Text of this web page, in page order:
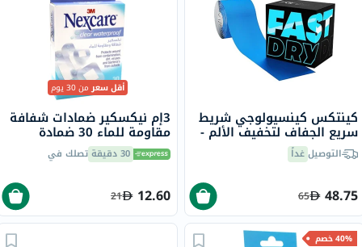
كينتكس كينسيولوجي شريط
سريع الجفاف لتخفيف الألم -
لون أزرق، مقاس - 5 * 500
سمالتوصيلغداً
48.75
65
أقل سعرمن 30 يوم
3إم نيكسكير ضمادات شفافة
مقاومة للماء 30 ضمادة
30 دقيقة تصلك في
12.60
21
40% خصم